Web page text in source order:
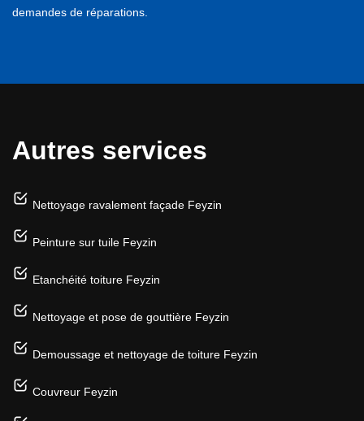
demandes de réparations.
Autres services
Nettoyage ravalement façade Feyzin
Peinture sur tuile Feyzin
Etanchéité toiture Feyzin
Nettoyage et pose de gouttière Feyzin
Demoussage et nettoyage de toiture Feyzin
Couvreur Feyzin